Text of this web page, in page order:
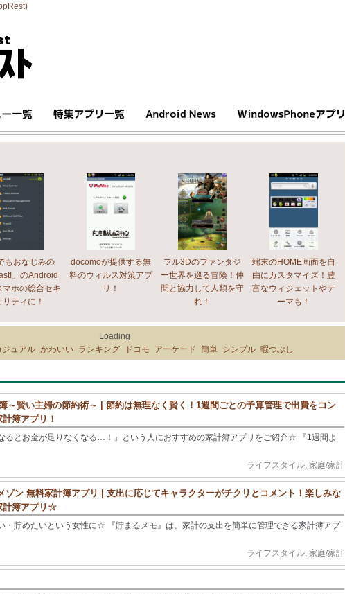
もおなじみの
」のAndroid
マホの総合セキ
リティに！
docomoが提供する無
料のウィルス対策アプ
リ！
フル3Dのファンタジ
ー世界を巡る冒険！仲
間と協力して人類を守
れ！
端末のHOME画面を自
由にカスタマイズ！豊
富なウィジェットやテ
ーマも！
Loading
ジュアル かわいい ランキング ドコモ アーケード 簡単 シンプル 暇つぶし
～賢い主婦の節約術～ | 節約は無理なく賢く！1週間ごとの予算管理で出費をコン
簿アプリ！
るとお金が足りなくなる…！」という人におすすめの家計簿アプリをご紹介☆ 『1週間よ
ライフスタイル, 家庭/家計
ゾン 無料家計簿アプリ | 支出に応じてキャラクターがチクリとコメント！楽しみな
計簿アプリ☆
・貯めたいという女性に☆ 『貯まるメモ』は、家計の支出を簡単に管理できる家計簿アプ
ライフスタイル, 家庭/家計